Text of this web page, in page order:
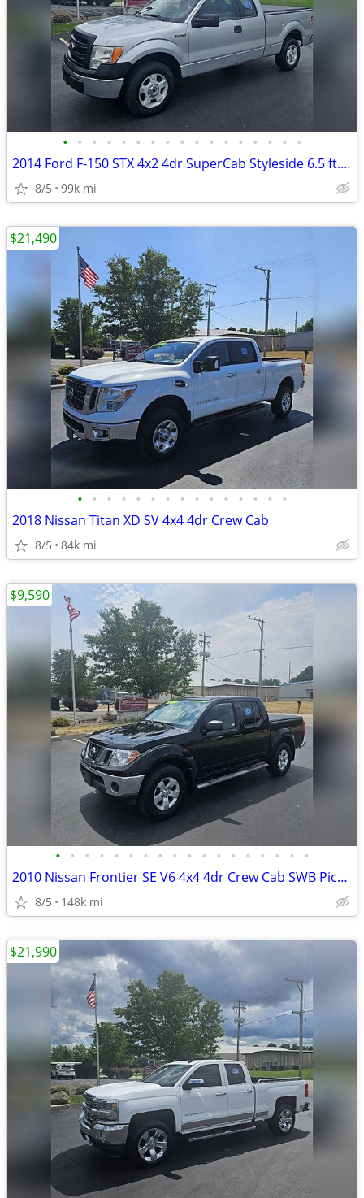
• • • • • • • • • • • • • • • • •
2014 Ford F-150 STX 4x2 4dr SuperCab Styleside 6.5 ft. SB
8/5 99k mi
• • • • • • • • • • • • • • •
2018 Nissan Titan XD SV 4x4 4dr Crew Cab
8/5 84k mi
$21,490
• • • • • • • • • • • • • • • • • •
2010 Nissan Frontier SE V6 4x4 4dr Crew Cab SWB Pickup 5A
8/5 148k mi
$9,590
$21,990